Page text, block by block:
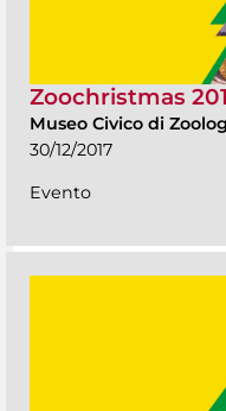
Zoochristmas
Museo Civico di
30/12/2017
Evento